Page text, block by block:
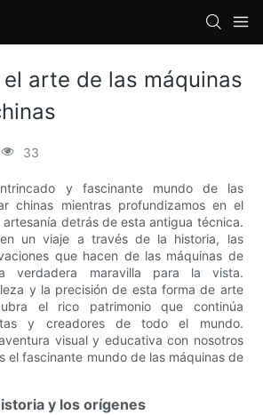
arte de las máquinas
33
y fascinante mundo de las
chinas mientras profundizamos en el
detrás de esta antigua técnica.
un viaje a través de la historia, las
que hacen de las máquinas de
verdadera maravilla para la vista.
y la precisión de esta forma de arte
el rico patrimonio que continúa
y creadores de todo el mundo.
visual y educativa con nosotros
el fascinante mundo de las máquinas de
y los orígenes